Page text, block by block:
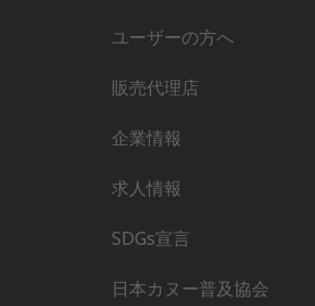
ユーザーの方へ
販売代理店
企業情報
求人情報
SDGs宣言
日本カヌー普及協会